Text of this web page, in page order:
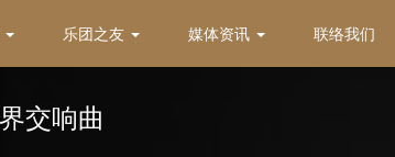
交响曲
乐团之友 媒体资讯 联络我们